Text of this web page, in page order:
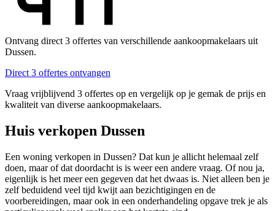
Ontvang direct 3 offertes van verschillende aankoopmakelaars uit
Dussen.
Direct 3 offertes ontvangen
Vraag vrijblijvend 3 offertes op en vergelijk op je gemak de prijs en
kwaliteit van diverse aankoopmakelaars.
Huis verkopen Dussen
Een woning verkopen in Dussen? Dat kun je allicht helemaal zelf
doen, maar of dat doordacht is is weer een andere vraag. Of nou ja,
eigenlijk is het meer een gegeven dat het dwaas is. Niet alleen ben je
zelf beduidend veel tijd kwijt aan bezichtigingen en de
voorbereidingen, maar ook in een onderhandeling opgave trek je als